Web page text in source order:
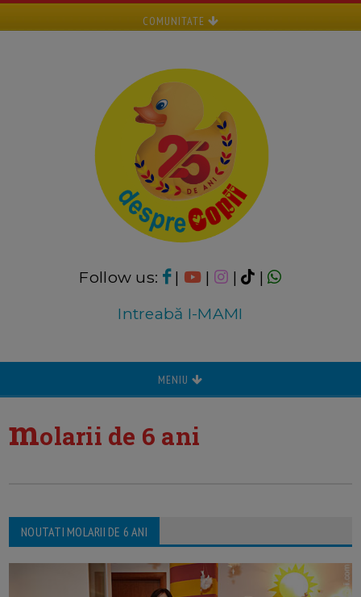
COMUNITATE
Follow us: | | |
|
Intreabă I-MAMI
MENIU
molarii de 6 ani
NOUTATI MOLARII DE 6 ANI